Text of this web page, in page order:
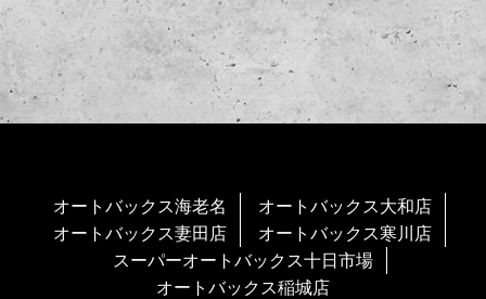
オートバックス海老名
オートバックス大和店
オートバックス妻田店
オートバックス寒川店
スーパーオートバックス十日市場
オートバックス稲城店